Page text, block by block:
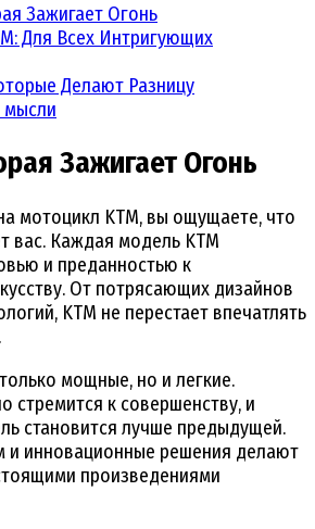
Зажигает Огонь
Для Всех Интригующих
Делают Разницу
Зажигает Огонь
мотоцикл KTM, вы ощущаете, что
вас. Каждая модель KTM
и преданностью к
От потрясающих дизайнов
KTM не перестает впечатлять
мощные, но и легкие.
стремится к совершенству, и
становится лучше предыдущей.
и инновационные решения делают
произведениями